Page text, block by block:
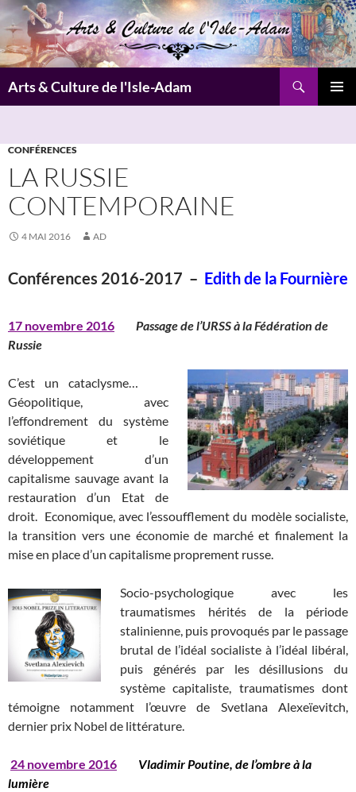
Aller
au
contenu
Arts & Culture de l'Isle-Adam
CONFÉRENCES
LA RUSSIE
CONTEMPORAINE
4 MAI 2016 AD
Conférences 2016-2017 – Edith de la Fournière
17 novembre 2016
Passage de l’URSS à la Fédération de
Russie
C’est un cataclysme…
Géopolitique, avec
l’effondrement du système
soviétique et le
développement d’un
capitalisme sauvage avant la
restauration d’un Etat de
droit. Economique, avec l’essoufflement du modèle socialiste,
la transition vers une économie de marché et finalement la
mise en place d’un capitalisme proprement russe.
Socio-psychologique avec les
traumatismes hérités de la période
stalinienne, puis provoqués par le passage
brutal de l’idéal socialiste à l’idéal libéral,
puis générés par les désillusions du
système capitaliste, traumatismes dont
témoigne notamment l’œuvre de Svetlana Alexeïevitch,
dernier prix Nobel de littérature.
24 novembre 2016
Vladimir Poutine, de l’ombre à la
lumière